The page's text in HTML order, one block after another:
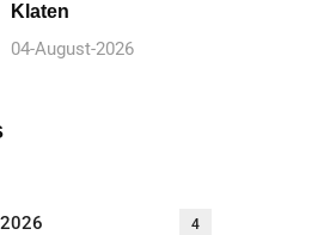
Klaten
04-August-2026
4